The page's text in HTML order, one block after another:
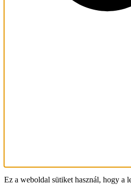
Ez a weboldal sütiket használ, hogy a